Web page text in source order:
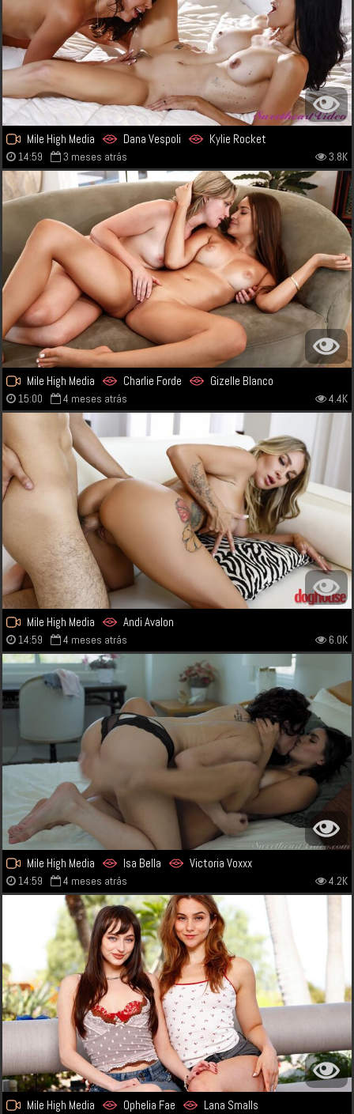
Mile High Media Dana Vespoli Kylie Rocket
14:59 3 meses atrás 3.8K
Mile High Media Charlie Forde Gizelle Blanco
15:00 4 meses atrás 4.4K
Mile High Media Andi Avalon
14:59 4 meses atrás 6.0K
Mile High Media Isa Bella Victoria Voxxx
14:59 4 meses atrás 4.2K
Mile High Media Ophelia Fae Lana Smalls